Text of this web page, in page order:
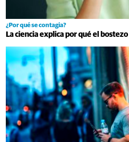
¿Por qué se contagia?
La ciencia explica por qué el